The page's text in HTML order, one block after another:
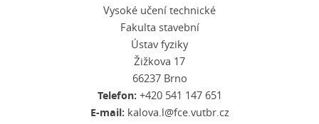
Vysoké učení technické
Fakulta stavební
Ústav fyziky
Žižkova 17
66237 Brno
Telefon: +420 541 147 651
E-mail: kalova.l@fce.vutbr.cz